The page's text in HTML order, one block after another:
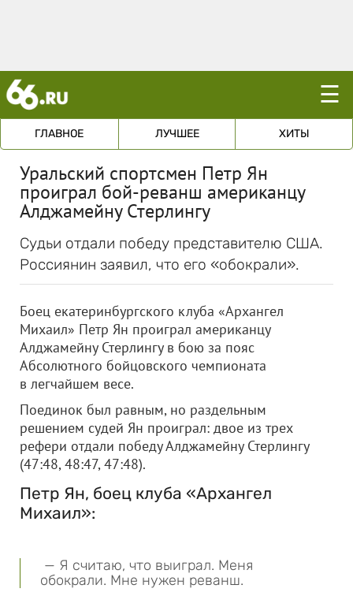
☰
ГЛАВНОЕ ЛУЧШЕЕ ХИТЫ
Уральский спортсмен Петр Ян
проиграл бой-реванш американцу
Алджамейну Стерлингу
Судьи отдали победу представителю США.
Россиянин заявил, что его «обокрали».
Боец екатеринбургского клуба «Архангел
Михаил» Петр Ян проиграл американцу
Алджамейну Стерлингу в бою за пояс
Абсолютного бойцовского чемпионата
в легчайшем весе.
Поединок был равным, но раздельным
решением судей Ян проиграл: двое из трех
рефери отдали победу Алджамейну Стерлингу
(47:48, 48:47, 47:48).
Петр Ян, боец клуба «Архангел
Михаил»:
— Я считаю, что выиграл. Меня
обокрали. Мне нужен реванш.